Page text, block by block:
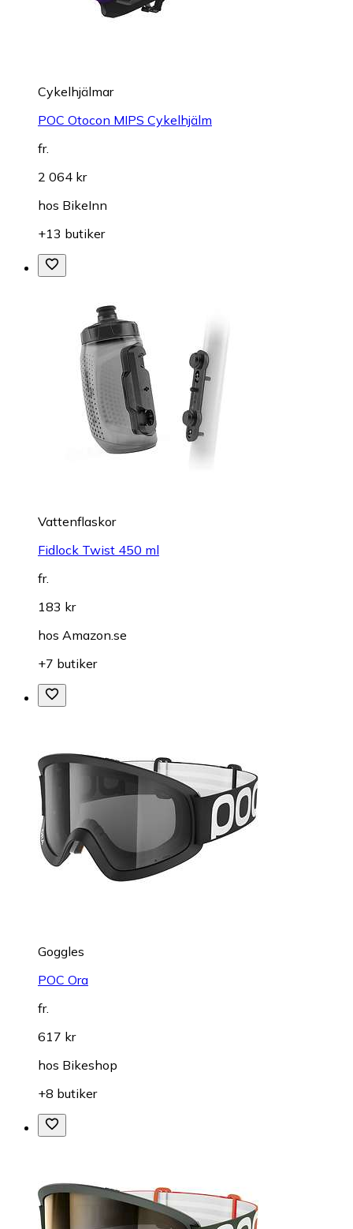
Cykelhjälmar
POC Otocon MIPS Cykelhjälm
fr.
2 064 kr
hos BikeInn
+13 butiker
Vattenflaskor
Fidlock Twist 450 ml
fr.
183 kr
hos Amazon.se
+7 butiker
Goggles
POC Ora
fr.
617 kr
hos Bikeshop
+8 butiker